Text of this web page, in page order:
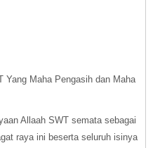
Yang Maha Pengasih dan Maha
Allaah SWT semata sebagai
raya ini beserta seluruh isinya